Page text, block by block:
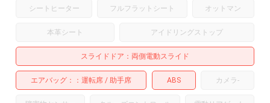
シートヒーター フルフラットシート オットマン
本革シート アイドリングストップ
スライドドア 両側電動スライド
エアバッグ： 運転席 助手席 ABS カメラ-